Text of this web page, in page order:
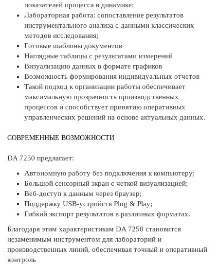
показателей процесса в динамике;
Лабораторная работа: сопоставление результатов
инструментального анализа с данными классических
методов исследования;
Готовые шаблоны документов
Наглядные таблицы с результатами измерений
Визуализацию данных в формате графиков
Возможность формирования индивидуальных отчетов
Такой подход к организации работы обеспечивает
максимальную прозрачность производственных
процессов и способствует принятию оперативных
управленческих решений на основе актуальных данных.
СОВРЕМЕННЫЕ ВОЗМОЖНОСТИ
DA 7250 предлагает:
Автономную работу без подключения к компьютеру;
Большой сенсорный экран с четкой визуализацией;
Веб-доступ к данным через браузер;
Поддержку USB-устройств Plug & Play;
Гибкий экспорт результатов в различных форматах.
Благодаря этим характеристикам DA 7250 становится
незаменимым инструментом для лабораторий и
производственных линий, обеспечивая точный и оперативный
контроль